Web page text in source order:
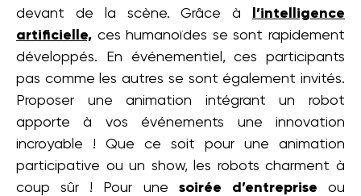
devant de la scène. Grâce à
l’intelligence
artificielle, ces humanoïdes se sont rapidement
développés. En événementiel, ces participants
pas comme les autres se sont également invités.
Proposer une animation intégrant un robot
apporte à vos événements une innovation
incroyable ! Que ce soit pour une animation
participative ou un show, les robots charment à
coup sûr ! Pour une soirée d’entreprise ou